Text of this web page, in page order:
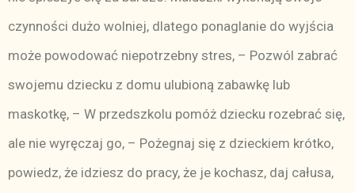
czynności dużo wolniej, dlatego ponaglanie do wyjścia
może powodować niepotrzebny stres, – Pozwól zabrać
swojemu dziecku z domu ulubioną zabawkę lub
maskotkę, – W przedszkolu pomóż dziecku rozebrać się,
ale nie wyręczaj go, – Pożegnaj się z dzieckiem krótko,
powiedz, że idziesz do pracy, że je kochasz, daj całusa,